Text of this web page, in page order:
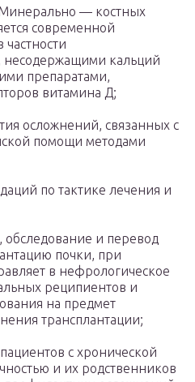
— костных
современной
несодержащими кальций
препаратами,
витамина Д;
осложнений, связанных с
помощи методами
по тактике лечения и
обследование и перевод
почки, при
в нефрологическое
реципиентов и
на предмет
трансплантации;
с хронической
и их родственников